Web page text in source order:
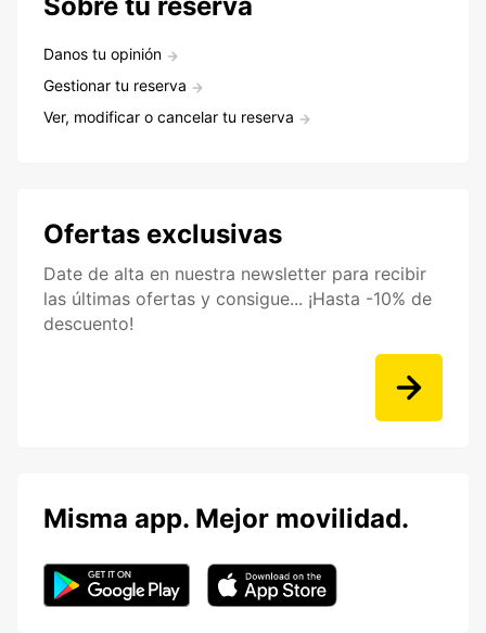
Sobre tu reserva
Danos tu opinión
Gestionar tu reserva
Ver, modificar o cancelar tu reserva
Ofertas exclusivas
Date de alta en nuestra newsletter para recibir
las últimas ofertas y consigue... ¡Hasta -10% de
descuento!
Misma app. Mejor movilidad.